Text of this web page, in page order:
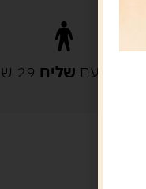
משלוח עם שליח 29 ש"ח